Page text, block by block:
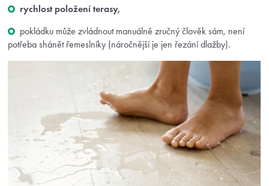
rychlost položení terasy,
pokládku může zvládnout manuálně zručný člověk sám, není
potřeba shánět řemeslníky (náročnější je jen řezání dlažby).